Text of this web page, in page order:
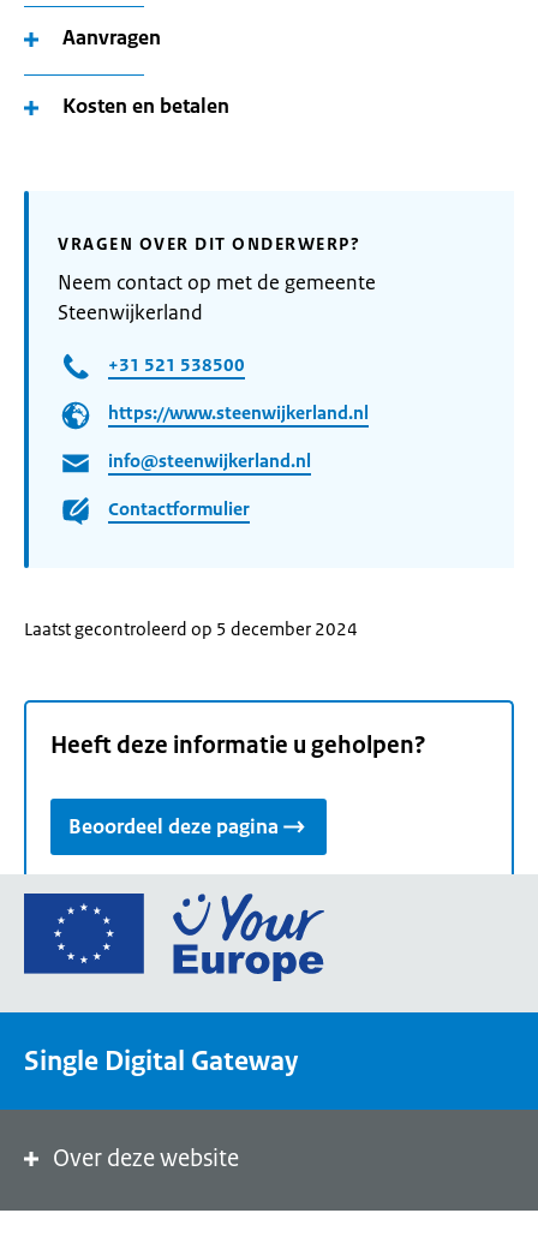
Aanvragen
Kosten en betalen
VRAGEN OVER DIT ONDERWERP?
Neem contact op met de gemeente
Steenwijkerland
+31 521 538500
https://www.steenwijkerland.nl
info@steenwijkerland.nl
Contactformulier
Laatst gecontroleerd op 5 december 2024
Heeft deze informatie u geholpen?
Beoordeel deze pagina
Ga
de
een
de
Single Digital Gateway
Over deze website